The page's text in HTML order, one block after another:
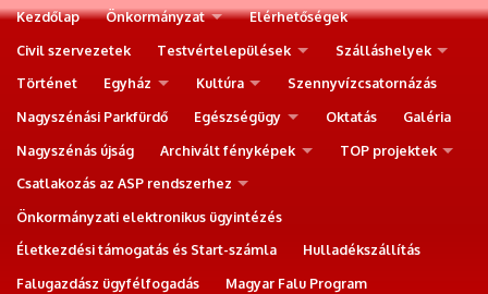
Kezdőlap Önkormányzat
Elérhetőségek
Civil szervezetek
Testvértelepülések
Szálláshelyek
Történet
Egyház Kultúra
Szennyvízcsatornázás
Nagyszénási Parkfürdő
Egészségügy Oktatás
Galéria
Nagyszénás újság
Archivált fényképek
TOP projektek
Csatlakozás az ASP rendszerhez
Önkormányzati elektronikus ügyintézés
Életkezdési támogatás és Start-számla
Hulladékszállítás
Falugazdász ügyfélfogadás
Magyar Falu Program